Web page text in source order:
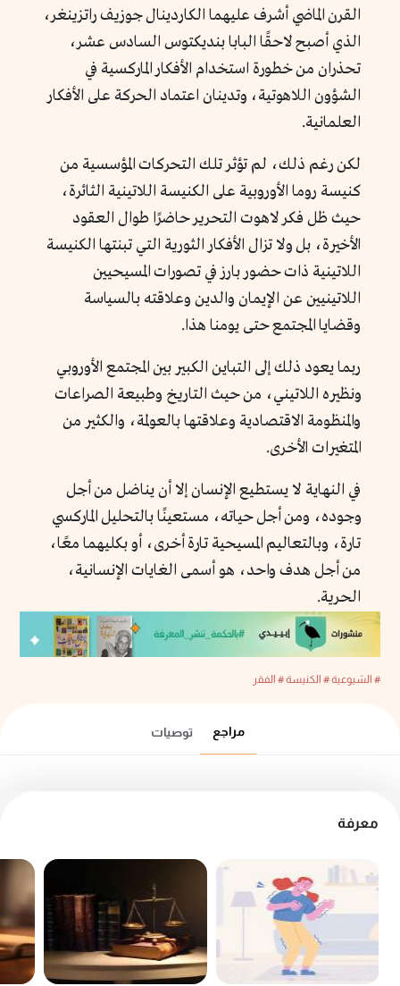
القرن الماضي أشرف عليهما الكاردينال جوزيف راتزينغر،
الذي أصبح لاحقًا البابا بنديكتوس السادس عشر،
تحذران من خطورة استخدام الأفكار الماركسية في
الشؤون اللاهوتية، وتدينان اعتماد الحركة على الأفكار
العلمانية.
لكن رغم ذلك، لم تؤثر تلك التحركات المؤسسية من
كنيسة روما الأوروبية على الكنيسة اللاتينية الثائرة،
حيث ظل فكر لاهوت التحرير حاضرًا طوال العقود
الأخيرة، بل ولا تزال الأفكار الثورية التي تبنتها الكنيسة
اللاتينية ذات حضور بارز في تصورات المسيحيين
اللاتينيين عن الإيمان والدين وعلاقته بالسياسة
وقضايا المجتمع حتى يومنا هذا.
ربما يعود ذلك إلى التباين الكبير بين المجتمع الأوروبي
ونظيره اللاتيني، من حيث التاريخ وطبيعة الصراعات
والمنظومة الاقتصادية وعلاقتها بالعولمة، والكثير من
المتغيرات الأخرى.
في النهاية لا يستطيع الإنسان إلا أن يناضل من أجل
وجوده، ومن أجل حياته، مستعينًا بالتحليل الماركسي
تارة، وبالتعاليم المسيحية تارة أخرى، أو بكليهما معًا،
من أجل هدف واحد، هو أسمى الغايات الإنسانية،
الحرية.
# الشيوعية# الكنيسة# الفقر
مراجع توصيات
معرفة